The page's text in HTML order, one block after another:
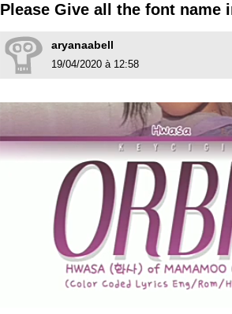
Please Give all the font name
aryanaabell
19/04/2020 à 12:58